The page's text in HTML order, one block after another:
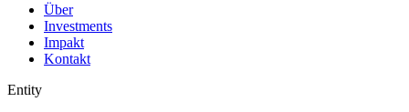
Über
Investments
Impakt
Kontakt
Entity